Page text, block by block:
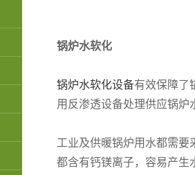
锅炉水软化
锅炉水软化设备有效保障了
用反渗透设备处理供应锅炉
工业及供暖锅炉用水都需要
都含有钙镁离子，容易产生